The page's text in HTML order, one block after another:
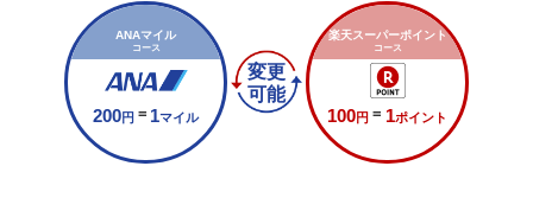
ANAマイル
コース
200円 = 1マイル
変更
可能
楽天スーパーポイント
コース
100円 = 1ポイント